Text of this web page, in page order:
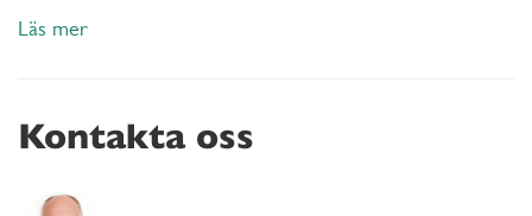
Läs mer
Kontakta oss